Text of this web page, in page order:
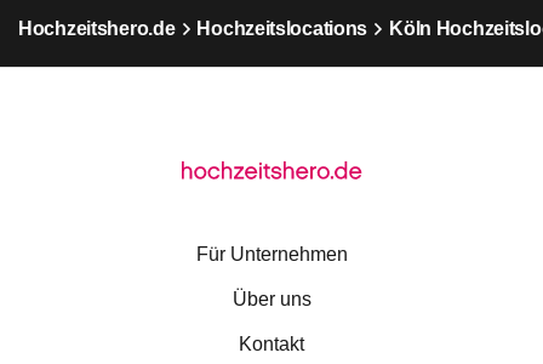
Hochzeitshero.de Hochzeitslocations Köln
Für Unternehmen
Über uns
Kontakt